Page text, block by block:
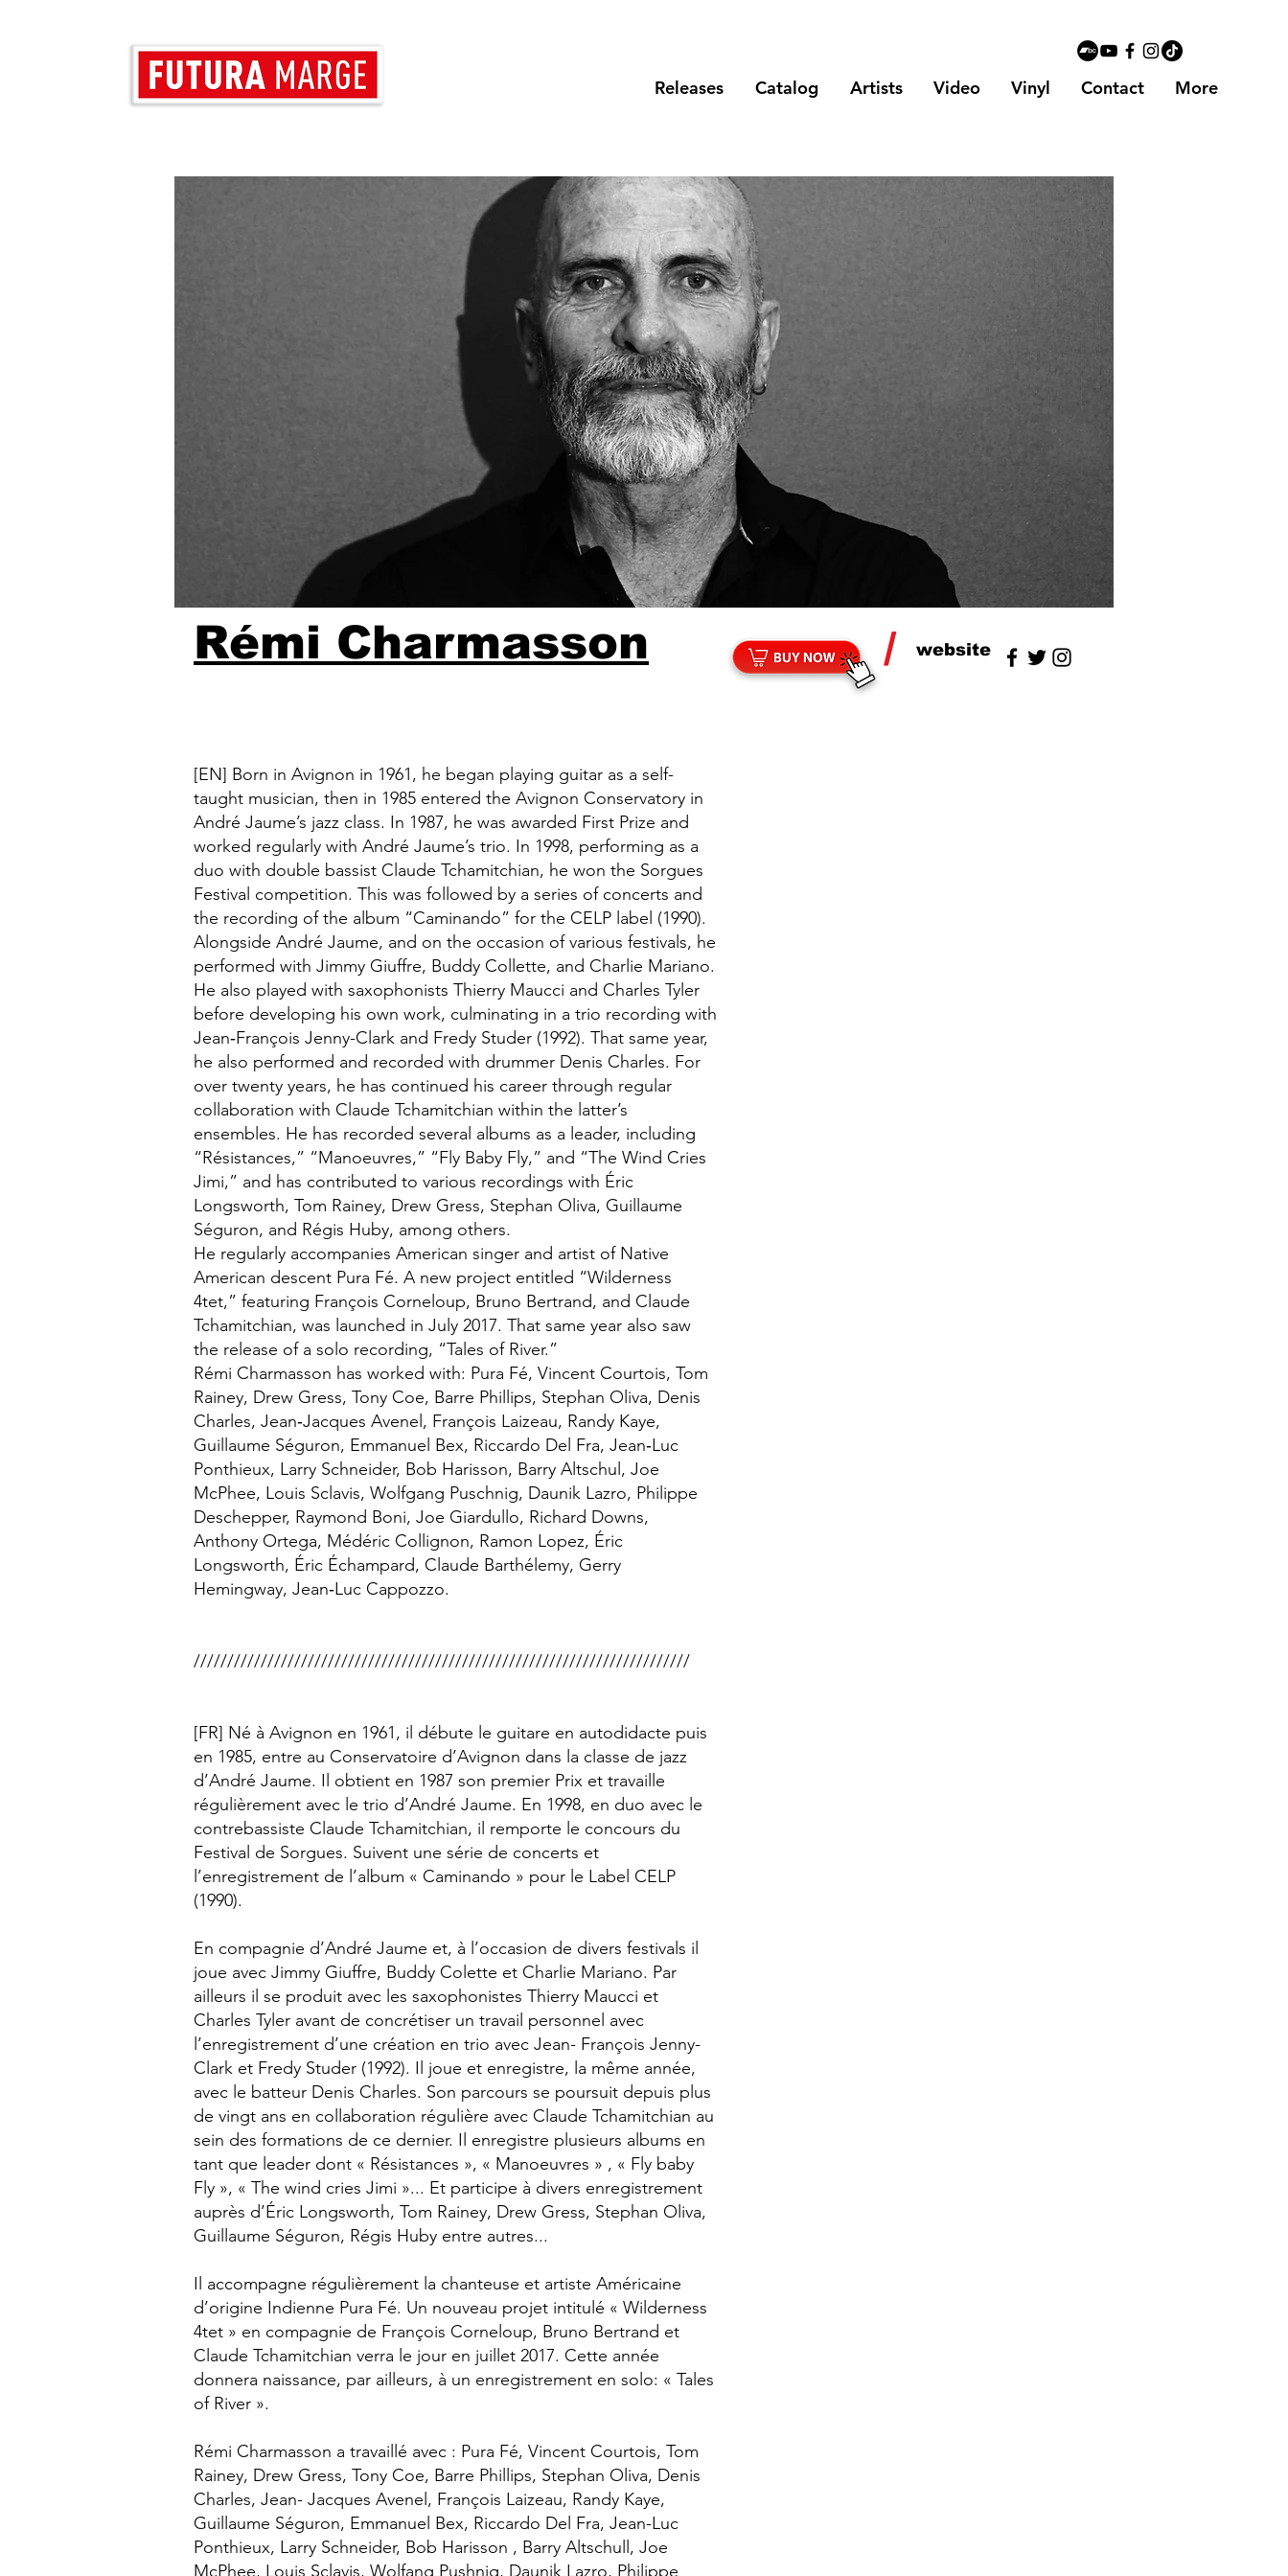
Releases Catalog Artists Video Vinyl Contact More
Rémi Charmasson / website
[EN] Born in Avignon in 1961, he began playing guitar as a self-
taught musician, then in 1985 entered the Avignon Conservatory in
André Jaume’s jazz class. In 1987, he was awarded First Prize and
worked regularly with André Jaume’s trio. In 1998, performing as a
duo with double bassist Claude Tchamitchian, he won the Sorgues
Festival competition. This was followed by a series of concerts and
the recording of the album “Caminando” for the CELP label (1990).
Alongside André Jaume, and on the occasion of various festivals, he
performed with Jimmy Giuffre, Buddy Collette, and Charlie Mariano.
He also played with saxophonists Thierry Maucci and Charles Tyler
before developing his own work, culminating in a trio recording with
Jean‑François Jenny-Clark and Fredy Studer (1992). That same year,
he also performed and recorded with drummer Denis Charles. For
over twenty years, he has continued his career through regular
collaboration with Claude Tchamitchian within the latter’s
ensembles. He has recorded several albums as a leader, including
“Résistances,” “Manoeuvres,” “Fly Baby Fly,” and “The Wind Cries
Jimi,” and has contributed to various recordings with Éric
Longsworth, Tom Rainey, Drew Gress, Stephan Oliva, Guillaume
Séguron, and Régis Huby, among others.
He regularly accompanies American singer and artist of Native
American descent Pura Fé. A new project entitled “Wilderness
4tet,” featuring François Corneloup, Bruno Bertrand, and Claude
Tchamitchian, was launched in July 2017. That same year also saw
the release of a solo recording, “Tales of River.”
Rémi Charmasson has worked with: Pura Fé, Vincent Courtois, Tom
Rainey, Drew Gress, Tony Coe, Barre Phillips, Stephan Oliva, Denis
Charles, Jean‑Jacques Avenel, François Laizeau, Randy Kaye,
Guillaume Séguron, Emmanuel Bex, Riccardo Del Fra, Jean‑Luc
Ponthieux, Larry Schneider, Bob Harisson, Barry Altschul, Joe
McPhee, Louis Sclavis, Wolfgang Puschnig, Daunik Lazro, Philippe
Deschepper, Raymond Boni, Joe Giardullo, Richard Downs,
Anthony Ortega, Médéric Collignon, Ramon Lopez, Éric
Longsworth, Éric Échampard, Claude Barthélemy, Gerry
Hemingway, Jean‑Luc Cappozzo.
//////////////////////////////////////////////////////////////////////////
[FR] Né à Avignon en 1961, il débute le guitare en autodidacte puis
en 1985, entre au Conservatoire d’Avignon dans la classe de jazz
d’André Jaume. Il obtient en 1987 son premier Prix et travaille
régulièrement avec le trio d’André Jaume. En 1998, en duo avec le
contrebassiste Claude Tchamitchian, il remporte le concours du
Festival de Sorgues. Suivent une série de concerts et
l’enregistrement de l’album « Caminando » pour le Label CELP
(1990).
En compagnie d’André Jaume et, à l’occasion de divers festivals il
joue avec Jimmy Giuffre, Buddy Colette et Charlie Mariano. Par
ailleurs il se produit avec les saxophonistes Thierry Maucci et
Charles Tyler avant de concrétiser un travail personnel avec
l’enregistrement d’une création en trio avec Jean- François Jenny-
Clark et Fredy Studer (1992). Il joue et enregistre, la même année,
avec le batteur Denis Charles. Son parcours se poursuit depuis plus
de vingt ans en collaboration régulière avec Claude Tchamitchian au
sein des formations de ce dernier. Il enregistre plusieurs albums en
tant que leader dont « Résistances », « Manoeuvres » , « Fly baby
Fly », « The wind cries Jimi »... Et participe à divers enregistrement
auprès d’Éric Longsworth, Tom Rainey, Drew Gress, Stephan Oliva,
Guillaume Séguron, Régis Huby entre autres...
Il accompagne régulièrement la chanteuse et artiste Américaine
d’origine Indienne Pura Fé. Un nouveau projet intitulé « Wilderness
4tet » en compagnie de François Corneloup, Bruno Bertrand et
Claude Tchamitchian verra le jour en juillet 2017. Cette année
donnera naissance, par ailleurs, à un enregistrement en solo: « Tales
of River ».
Rémi Charmasson a travaillé avec : Pura Fé, Vincent Courtois, Tom
Rainey, Drew Gress, Tony Coe, Barre Phillips, Stephan Oliva, Denis
Charles, Jean- Jacques Avenel, François Laizeau, Randy Kaye,
Guillaume Séguron, Emmanuel Bex, Riccardo Del Fra, Jean-Luc
Ponthieux, Larry Schneider, Bob Harisson , Barry Altschull, Joe
McPhee, Louis Sclavis, Wolfang Pushnig, Daunik Lazro, Philippe